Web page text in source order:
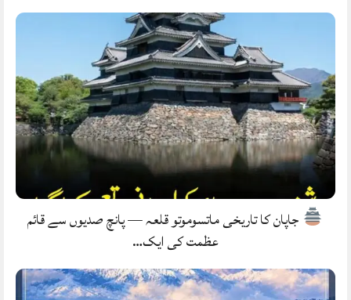
جاپان کا تاریخی ماتسوموتو قلعہ — پانچ صدیوں سے قائم
عظمت کی ایک…